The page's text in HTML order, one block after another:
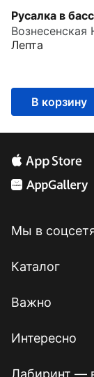
Русалка в
Лепта
В корзину
Мы в
Каталог
Важно
Интересно
Лабиринт —